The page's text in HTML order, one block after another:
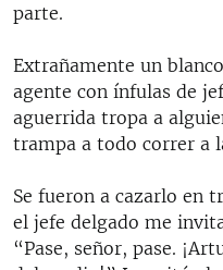
parte.
Extrañamente un
agente con ínfulas de
aguerrida tropa a
trampa a todo correr a
Se fueron a cazarlo en
el jefe delgado me
“Pase, señor, pase.